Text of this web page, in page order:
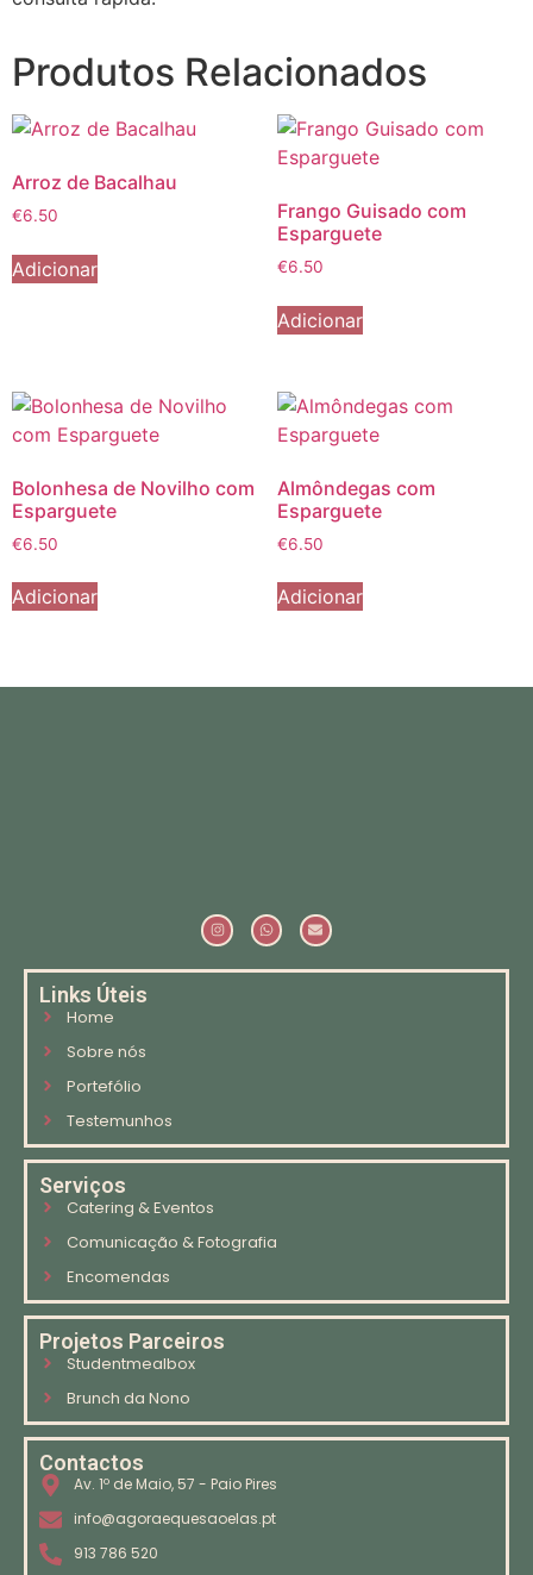
Produtos Relacionados
Arroz de Bacalhau
€6.50
Adicionar
Frango Guisado com
Esparguete
€6.50
Adicionar
Bolonhesa de Novilho com
Esparguete
€6.50
Adicionar
Almôndegas com
Esparguete
€6.50
Adicionar
Links Úteis
Home
Sobre nós
Portefólio
Testemunhos
Serviços
Catering & Eventos
Comunicação & Fotografia
Encomendas
Projetos Parceiros
Studentmealbox
Brunch da Nono
Contactos
Av. 1º de Maio, 57 - Paio Pires
info@agoraequesaoelas.pt
913 786 520